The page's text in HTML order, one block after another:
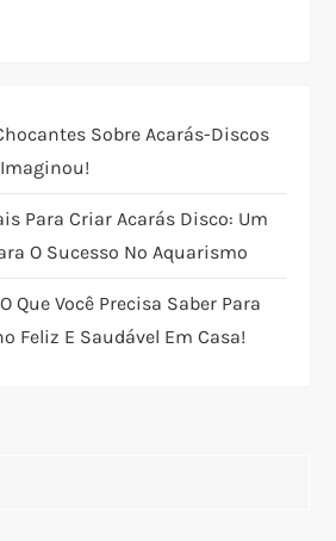
Sobre Acarás-Discos
Imaginou!
Para Criar Acarás Disco: Um
O Sucesso No Aquarismo
Que Você Precisa Saber Para
Feliz E Saudável Em Casa!